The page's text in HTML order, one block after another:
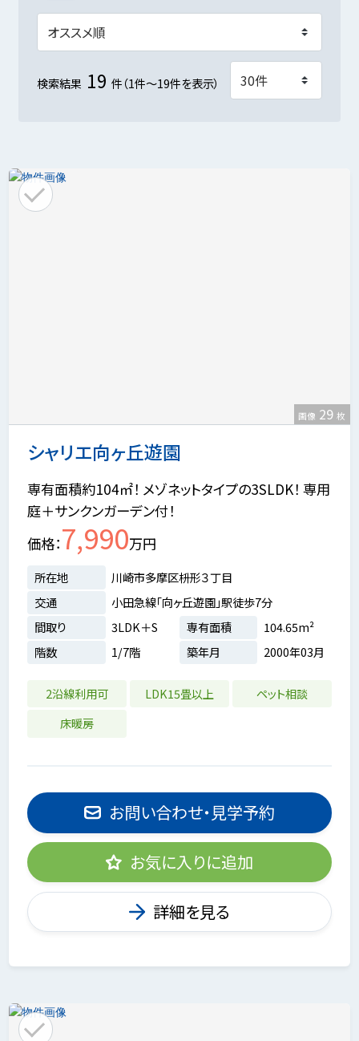
検索結果 19 件（1件～19件を表示）
シャリエ向ヶ丘遊園
画像 29 枚
専有面積約104㎡！ メゾネットタイプの3SLDK！ 専用
庭＋サンクンガーデン付！
価格 7,990万円
所在地
川崎市多摩区枡形３丁目
交通
小田急線「向ヶ丘遊園」駅徒歩7分
間取り
3LDK＋S 専有面積
104.65m²
階数
1/7階 築年月 2000年03月
2沿線利用可 LDK15畳以上
ペット相談
床暖房
お問い合わせ・見学予約
お気に入りに追加
詳細を見る